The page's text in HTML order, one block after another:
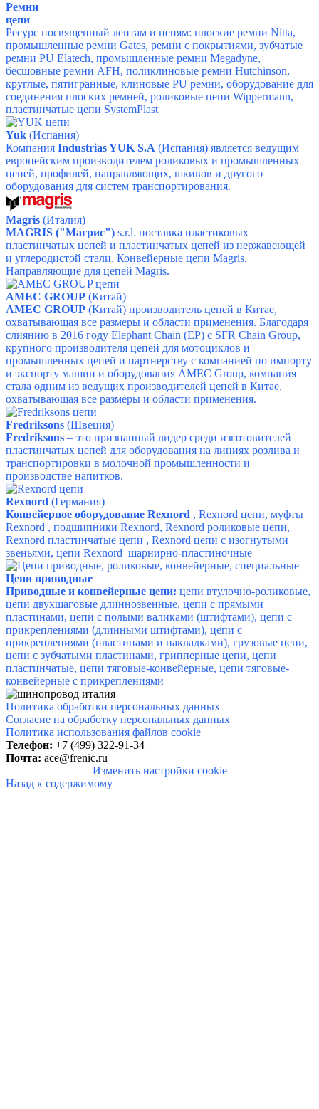
Ремни
цепи
Ресурс посвященный лентам и цепям: плоские ремни Nitta,
промышленные ремни Gates, ремни с покрытиями, зубчатые
ремни PU Elatech, промышленные ремни Megadyne,
бесшовные ремни AFH, поликлиновые ремни Hutchinson,
круглые, пятигранные, клиновые PU ремни, оборудование для
соединения плоских ремней, роликовые цепи Wippermann,
пластинчатые цепи SystemPlast
Yuk (Испания)
Компания Industrias YUK S.A (Испания) является ведущим
европейским производителем роликовых и промышленных
цепей, профилей, направляющих, шкивов и другого
оборудования для систем транспортирования.
Magris (Италия)
MAGRIS ("Магрис") s.r.l. поставка пластиковых
пластинчатых цепей и пластинчатых цепей из нержавеющей
и углеродистой стали. Конвейерные цепи Magris.
Направляющие для цепей Magris.
AMEC GROUP (Китай)
AMEC GROUP (Китай) производитель цепей в Китае,
охватывающая все размеры и области применения. Благодаря
слиянию в 2016 году Elephant Chain (EP) с SFR Chain Group,
крупного производителя цепей для мотоциклов и
промышленных цепей и партнерству с компанией по импорту
и экспорту машин и оборудования AMEC Group, компания
стала одним из ведущих производителей цепей в Китае,
охватывающая все размеры и области применения.
Fredriksons (Швеция)
Fredriksons – это признанный лидер среди изготовителей
пластинчатых цепей для оборудования на линиях розлива и
транспортировки в молочной промышленности и
производстве напитков.
Rexnord (Германия)
Конвейерное оборудование Rexnord , Rexnord цепи, муфты
Rexnord , подшипники Rexnord, Rexnord роликовые цепи,
Rexnord пластинчатые цепи , Rexnord цепи с изогнутыми
звеньями, цепи Rexnord шарнирно-пластиночные
Цепи приводные
Приводные и конвейерные цепи: цепи втулочно-роликовые,
цепи двухшаговые длиннозвенные, цепи с прямыми
пластинами, цепи с полыми валиками (штифтами), цепи с
прикреплениями (длинными штифтами), цепи с
прикреплениями (пластинами и накладками), грузовые цепи,
цепи с зубчатыми пластинами, грипперные цепи, цепи
пластинчатые, цепи тяговые-конвейерные, цепи тяговые-
конвейерные с прикреплениями
Политика обработки персональных данных
Согласие на обработку персональных данных
Политика использования файлов cookie
Телефон: +7 (499) 322-91-34
Почта: ace@frenic.ru
Изменить настройки cookie
Назад к содержимому